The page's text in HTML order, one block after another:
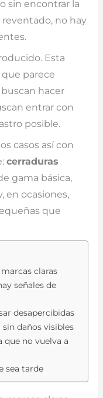
sin encontrar la
no hay
Esta
parece
hacer
entrar con
posible.
casos así con
cerraduras
gama básica,
en ocasiones,
que
claras
señales de
desapercibidas
daños visibles
que no vuelva a
sea tarde